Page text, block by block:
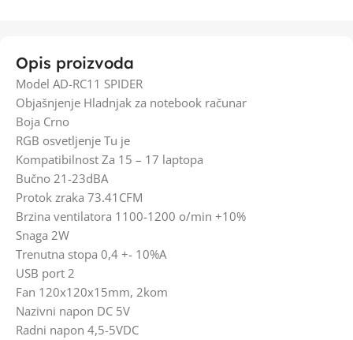
Opis proizvoda
Model AD-RC11 SPIDER
Objašnjenje Hladnjak za notebook računar
Boja Crno
RGB osvetljenje Tu je
Kompatibilnost Za 15 – 17 laptopa
Bučno 21-23dBA
Protok zraka 73.41CFM
Brzina ventilatora 1100-1200 o/min +10%
Snaga 2W
Trenutna stopa 0,4 +- 10%A
USB port 2
Fan 120x120x15mm, 2kom
Nazivni napon DC 5V
Radni napon 4,5-5VDC